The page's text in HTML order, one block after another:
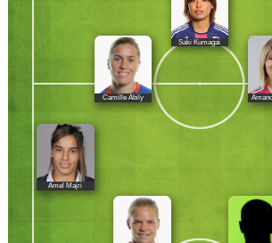
Saki Kumagai
Camille Abily
Amel Majri